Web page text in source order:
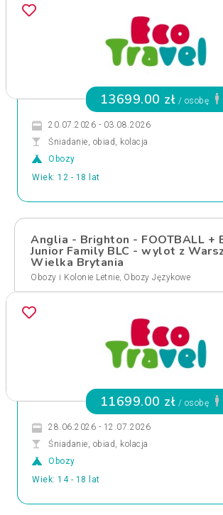
13699.00 zł / osobę
20.07.2026 - 03.08.2026
Śniadanie, obiad, kolacja
Obozy
Wiek: 12 - 18 lat
Anglia - Brighton - FOOTBALL +
Junior Family BLC - wylot z
Wielka Brytania
Obozy i Kolonie Letnie, Obozy Językowe
11699.00 zł / osobę
28.06.2026 - 12.07.2026
Śniadanie, obiad, kolacja
Obozy
Wiek: 14 - 18 lat